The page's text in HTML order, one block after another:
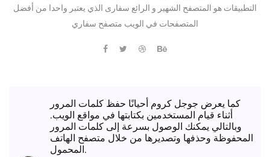
التطبيقات هو المتصفح الشهير و الرائع سفارى الذي يعتبر واحدا من أفضل
المتصفحات في الويب متصفح سفاري
كما يعرض جوجل كروم أحيانًا حفظ كلمات المرور
أثناء قيام المستخدمين بكتابتها في مواقع الويب.
وبالتالي يمكنك الوصول بسرعة إلى كلمات المرور
المحفوظة وحذفها وتصديرها من خلال متصفح الهاتف
المحمول.